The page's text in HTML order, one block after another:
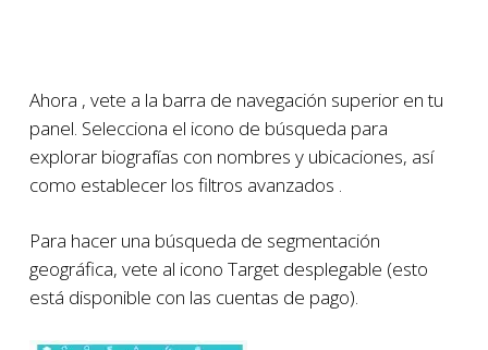
Ahora , vete a la barra de navegación superior en tu
panel. Selecciona el icono de búsqueda para
explorar biografías con nombres y ubicaciones, así
como establecer los filtros avanzados .
Para hacer una búsqueda de segmentación
geográfica, vete al icono Target desplegable (esto
está disponible con las cuentas de pago).